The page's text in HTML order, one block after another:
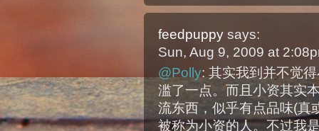
feedpuppy says:
Sun, Aug 9, 2009 at
@Polly: 其实我到并不觉
滥了一点。而且小资其实
流东西，似乎有点品味(真
被称为小资的人。不过我